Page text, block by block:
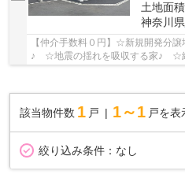
土地面
神奈川県
【仲介手数料０円】☆新規開発
♪ ☆地震の揺れを吸収する家♪ ☆
該当物件数 1 戸 1～1 戸を表
絞り込み条件： なし